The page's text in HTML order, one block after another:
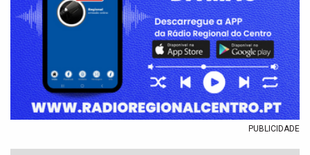
PUBLICIDADE